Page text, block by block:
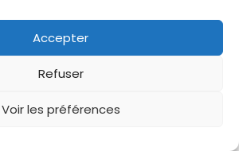
Accepter
Refuser
Voir les préférences
4K
ATLAS